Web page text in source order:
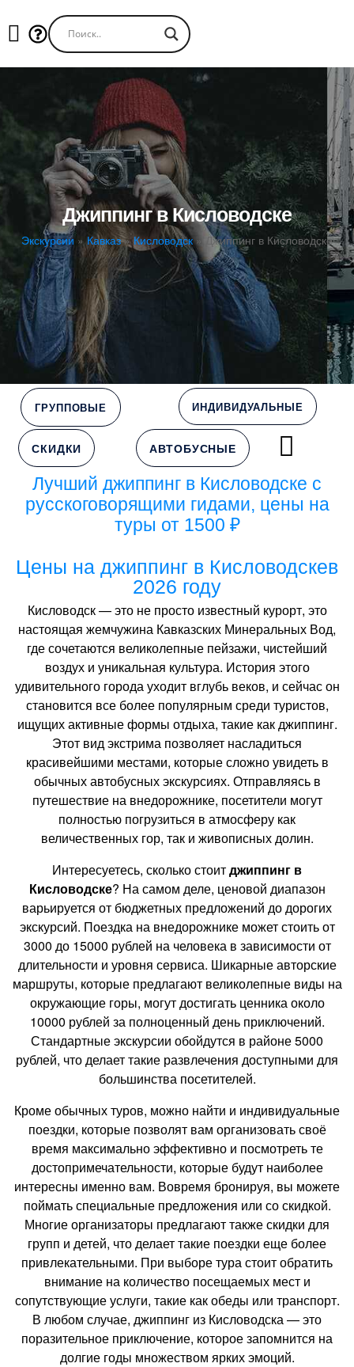
Джиппинг в Кисловодске
Экскурсии»Кавказ»Кисловодск» Джиппинг в Кисловодске
ГРУППОВЫЕ ИНДИВИДУАЛЬНЫЕ
СКИДКИ АВТОБУСНЫЕ
Лучший джиппинг в Кисловодске с
русскоговорящими гидами, цены на
туры от 1500 ₽
Цены на джиппинг в Кисловодскев
2026 году
Кисловодск — это не просто известный курорт, это
настоящая жемчужина Кавказских Минеральных Вод,
где сочетаются великолепные пейзажи, чистейший
воздух и уникальная культура. История этого
удивительного города уходит вглубь веков, и сейчас он
становится все более популярным среди туристов,
ищущих активные формы отдыха, такие как джиппинг.
Этот вид экстрима позволяет насладиться
красивейшими местами, которые сложно увидеть в
обычных автобусных экскурсиях. Отправляясь в
путешествие на внедорожнике, посетители могут
полностью погрузиться в атмосферу как
величественных гор, так и живописных долин.
Интересуетесь, сколько стоитджиппинг в
Кисловодске? На самом деле, ценовой диапазон
варьируется от бюджетных предложений до дорогих
экскурсий. Поездка на внедорожнике может стоить от
3000 до 15000 рублей на человека в зависимости от
длительности и уровня сервиса. Шикарные авторские
маршруты, которые предлагают великолепные виды на
окружающие горы, могут достигать ценника около
10000 рублей за полноценный день приключений.
Стандартные экскурсии обойдутся в районе 5000
рублей, что делает такие развлечения доступными для
большинства посетителей.
Кроме обычных туров, можно найти и индивидуальные
поездки, которые позволят вам организовать своё
время максимально эффективно и посмотреть те
достопримечательности, которые будут наиболее
интересны именно вам. Вовремя бронируя, вы можете
поймать специальные предложения или со скидкой.
Многие организаторы предлагают также скидки для
групп и детей, что делает такие поездки еще более
привлекательными. При выборе тура стоит обратить
внимание на количество посещаемых мест и
сопутствующие услуги, такие как обеды или транспорт.
В любом случае, джиппинг из Кисловодска — это
поразительное приключение, которое запомнится на
долгие годы множеством ярких эмоций.